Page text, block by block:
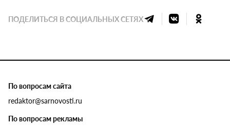
ПОДЕЛИТЬСЯ В СОЦИАЛЬНЫХ СЕТЯХ
По вопросам сайта
redaktor@sarnovosti.ru
По вопросам рекламы